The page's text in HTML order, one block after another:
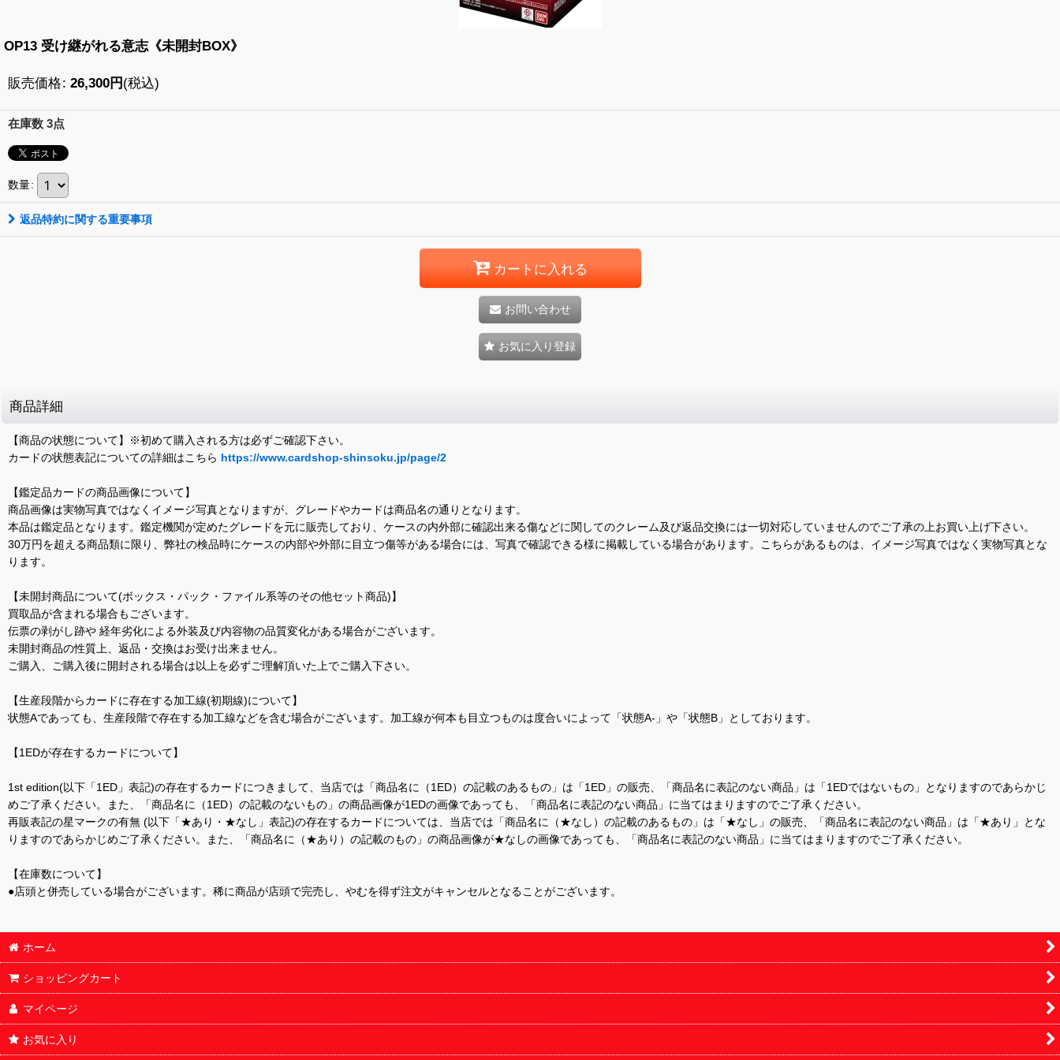
OP13 受け継がれる意志《未開封BOX》
販売価格: 26,300円 (税込)
在庫数 3点
数量:
返品特約に関する重要事項
カートに入れる
お問い合わせ
お気に入り登録
商品詳細
【商品の状態について】※初めて購入される方は必ずご確認下さい。
カードの状態表記についての詳細はこちら https://www.cardshop-shinsoku.jp/page/2
【鑑定品カードの商品画像について】
商品画像は実物写真ではなくイメージ写真となりますが、グレードやカードは商品名の通りとなります。
本品は鑑定品となります。鑑定機関が定めたグレードを元に販売しており、ケースの内外部に確認出来る傷などに関してのクレーム及び返品交換には一切対応していませんのでご了承の上お買い上げ下さい。
30万円を超える商品類に限り、弊社の検品時にケースの内部や外部に目立つ傷等がある場合には、写真で確認できる様に掲載している場合があります。こちらがあるものは、イメージ写真ではなく実物写真とな
ります。
【未開封商品について(ボックス・パック・ファイル系等のその他セット商品)】
買取品が含まれる場合もございます。
伝票の剥がし跡や 経年劣化による外装及び内容物の品質変化がある場合がございます。
未開封商品の性質上、返品・交換はお受け出来ません。
ご購入、ご購入後に開封される場合は以上を必ずご理解頂いた上でご購入下さい。
【生産段階からカードに存在する加工線(初期線)について】
状態Aであっても、生産段階で存在する加工線などを含む場合がございます。加工線が何本も目立つものは度合いによって「状態A-」や「状態B」としております。
【1EDが存在するカードについて】
1st edition(以下「1ED」表記)の存在するカードにつきまして、当店では「商品名に（1ED）の記載のあるもの」は「1ED」の販売、「商品名に表記のない商品」は「1EDではないもの」となりますのであらかじ
めご了承ください。また、「商品名に（1ED）の記載のないもの」の商品画像が1EDの画像であっても、「商品名に表記のない商品」に当てはまりますのでご了承ください。
再販表記の星マークの有無 (以下「★あり・★なし」表記)の存在するカードについては、当店では「商品名に（★なし）の記載のあるもの」は「★なし」の販売、「商品名に表記のない商品」は「★あり」とな
りますのであらかじめご了承ください。また、「商品名に（★あり）の記載のもの」の商品画像が★なしの画像であっても、「商品名に表記のない商品」に当てはまりますのでご了承ください。
【在庫数について】
●店頭と併売している場合がございます。稀に商品が店頭で完売し、やむを得ず注文がキャンセルとなることがございます。
ホーム
ショッピングカート
マイページ
お気に入り